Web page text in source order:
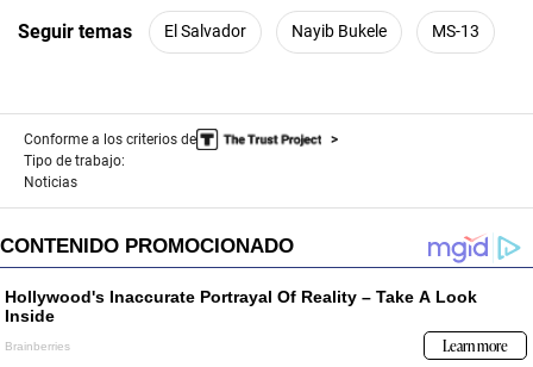
Seguir temas El Salvador Nayib Bukele MS-13
Conforme a los criterios de
Tipo de trabajo:
Noticias